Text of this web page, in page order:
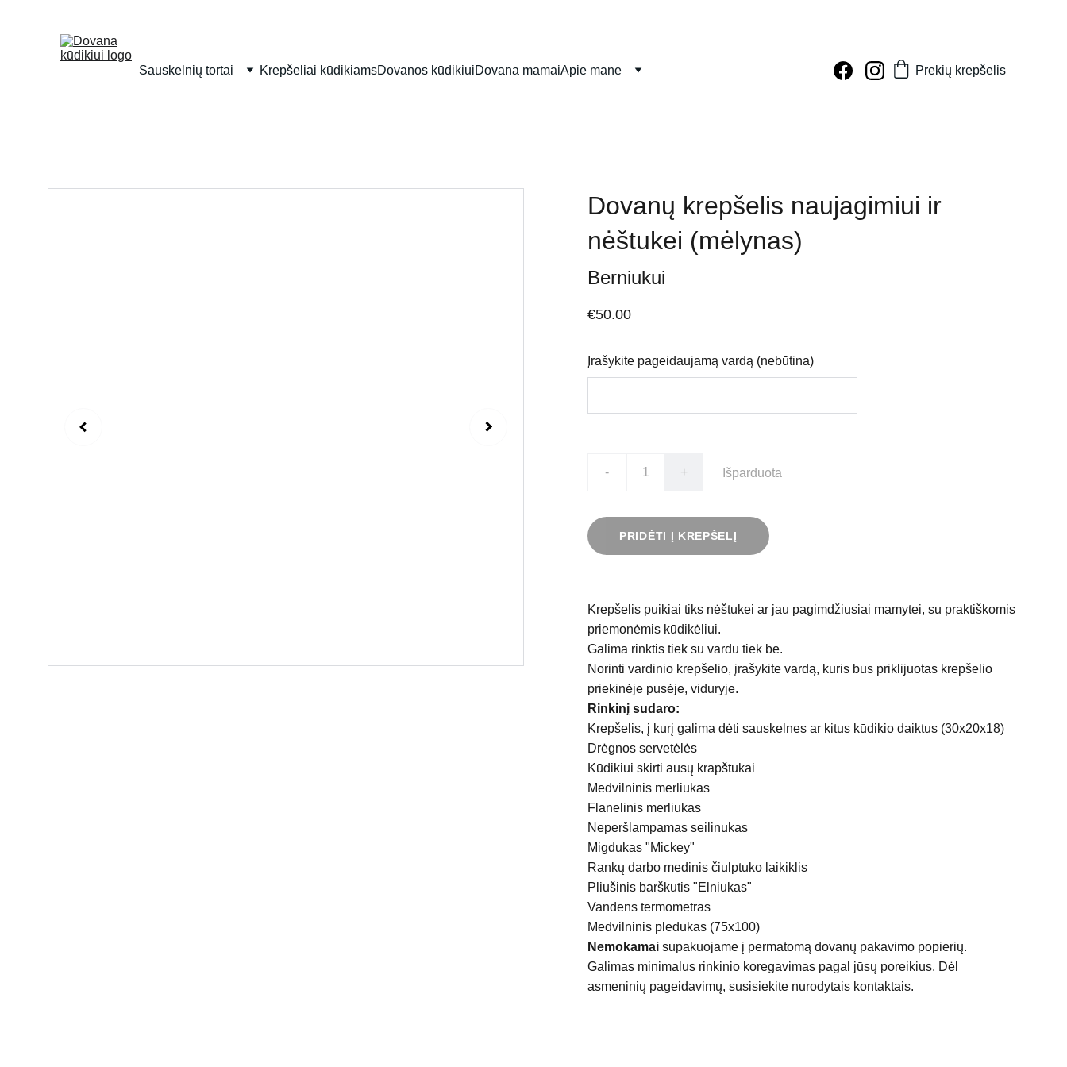
Sauskelnių tortai Krepšeliai kūdikiamsDovanos kūdikiuiDovana mamaiApie mane Prekių krepšelis
Dovanų krepšelis naujagimiui ir
nėštukei (mėlynas)
Berniukui
€50.00
Įrašykite pageidaujamą vardą (nebūtina)
- + Išparduota
PRIDĖTI Į KREPŠELĮ
Krepšelis puikiai tiks nėštukei ar jau pagimdžiusiai mamytei, su praktiškomis
priemonėmis kūdikėliui.
Galima rinktis tiek su vardu tiek be.
Norinti vardinio krepšelio, įrašykite vardą, kuris bus priklijuotas krepšelio
priekinėje pusėje, viduryje.
Rinkinį sudaro:
Krepšelis, į kurį galima dėti sauskelnes ar kitus kūdikio daiktus (30x20x18)
Drėgnos servetėlės
Kūdikiui skirti ausų krapštukai
Medvilninis merliukas
Flanelinis merliukas
Neperšlampamas seilinukas
Migdukas "Mickey"
Rankų darbo medinis čiulptuko laikiklis
Pliušinis barškutis "Elniukas"
Vandens termometras
Medvilninis pledukas (75x100)
Nemokamai supakuojame į permatomą dovanų pakavimo popierių.
Galimas minimalus rinkinio koregavimas pagal jūsų poreikius. Dėl
asmeninių pageidavimų, susisiekite nurodytais kontaktais.